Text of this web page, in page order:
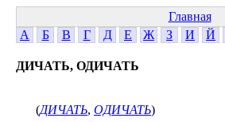
Главная
А
Б В Г Д Е Ж З И Й
ДИЧАТЬ, ОДИЧАТЬ
(ДИЧАТЬ, ОДИЧАТЬ)